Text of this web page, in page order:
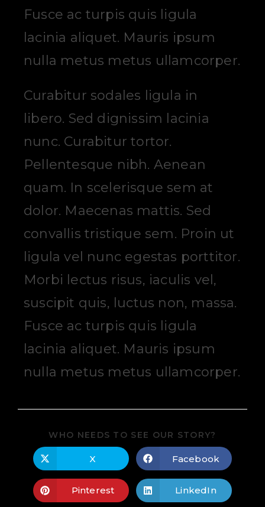
Fusce ac turpis quis ligula
lacinia aliquet. Mauris ipsum
nulla metus metus ullamcorper.
Curabitur sodales ligula in
libero. Sed dignissim lacinia
nunc. Curabitur tortor.
Pellentesque nibh. Aenean
quam. In scelerisque sem at
dolor. Maecenas mattis. Sed
convallis tristique sem. Proin ut
ligula vel nunc egestas porttitor.
Morbi lectus risus, iaculis vel,
suscipit quis, luctus non, massa.
Fusce ac turpis quis ligula
lacinia aliquet. Mauris ipsum
nulla metus metus ullamcorper.
WHO NEEDS TO SEE OUR STORY?
X Facebook
Pinterest LinkedIn